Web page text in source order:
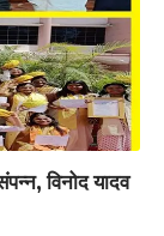
विनोद यादव